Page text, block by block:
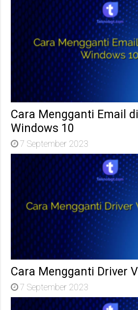
Cara Mengganti Email
Windows 10
7 September 2023
Cara Mengganti Driver
7 September 2023